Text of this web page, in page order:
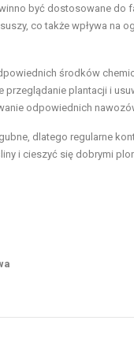
być dostosowane do
co także wpływa na
środków
przeglądanie plantacji i
odpowiednich
dlatego regularne
i cieszyć się dobrymi